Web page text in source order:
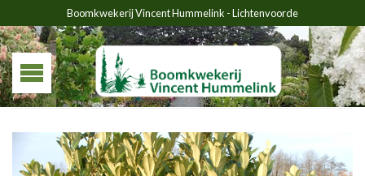
Boomkwekerij Vincent Hummelink - Lichtenvoorde